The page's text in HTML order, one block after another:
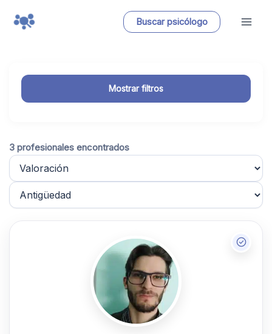
Buscar psicólogo
Mostrar filtros
3 profesionales encontrados